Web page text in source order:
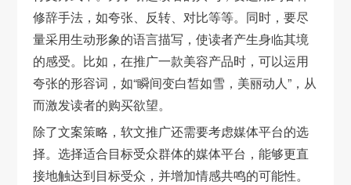
修辞手法，如夸张、反转、对比等等。同时，要尽
量采用生动形象的语言描写，使读者产生身临其境
的感受。比如，在推广一款美容产品时，可以运用
夸张的形容词，如“瞬间变白皙如雪，美丽动人”，从
而激发读者的购买欲望。
除了文案策略，软文推广还需要考虑媒体平台的选
择。选择适合目标受众群体的媒体平台，能够更直
接地触达到目标受众，并增加情感共鸣的可能性。